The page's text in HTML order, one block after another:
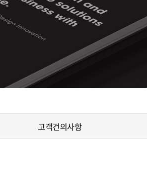
고객건의사항